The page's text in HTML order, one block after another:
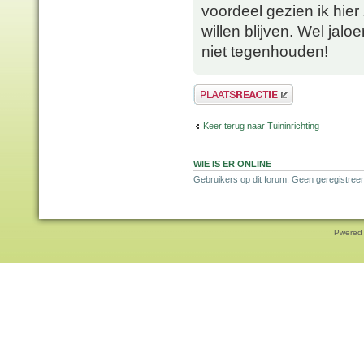
voordeel gezien ik
willen blijven. Wel
niet tegenhouden!
Plaats een reactie
Keer terug naar Tuininrichting
WIE IS ER ONLINE
Gebruikers op dit forum: Geen